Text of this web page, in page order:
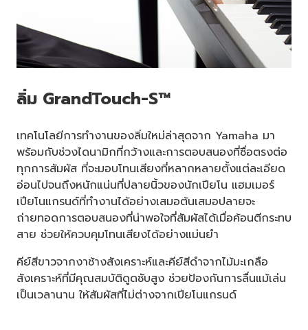
ลิ่ม GrandTouch-S™
เทคโนโลยีการทำงานของลิ่มใหม่ล่าสุดจาก Yamaha มา
พร้อมกับช่วงไดนามิกที่กว้างและการตอบสนองที่ซื่อตรงต่อ
ทุกการสัมผัส ที่จะมอบโทนเสียงที่หลากหลายตั้งแต่ละเอียด
อ่อนไปจนถึงหนักแน่นที่ปลายนิ้วของนักเปียโน แฮมเมอร์
เปียโนแกรนด์ที่ทำงานได้อย่างเสมอต้นเสมอปลายจะ
ถ่ายทอดการตอบสนองที่น่าพอใจที่สัมผัสได้เมื่อค้อนตีกระทบ
สาย ช่วยให้ควบคุมโทนเสียงได้อย่างแม่นยำ
คีย์สีขาวจากงาช้างสังเคราะห์และคีย์สีดำจากไม้มะเกลือ
สังเคราะห์ที่มีคุณสมบัติดูดซับสูง ช่วยป้องกันการลื่นแม้เล่น
เป็นเวลานาน ให้สัมผัสที่ไม่ต่างจากเปียโนแกรนด์